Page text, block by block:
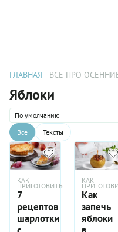
ГЛАВНАЯ ВСЕ ПРО
Яблоки
Все Тексты
По умолчанию
КАК
ПРИГОТОВИТЬ
7
рецептов
шарлотки
КАК
Как
запечь
яблоки